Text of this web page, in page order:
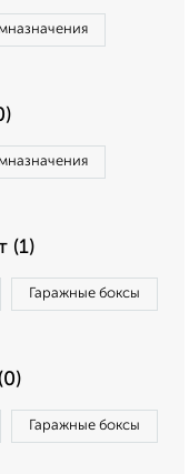
(1)
Гаражные боксы
Гаражные боксы